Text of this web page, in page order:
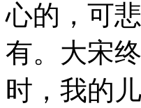
心的，可
有。大宋
时，我的